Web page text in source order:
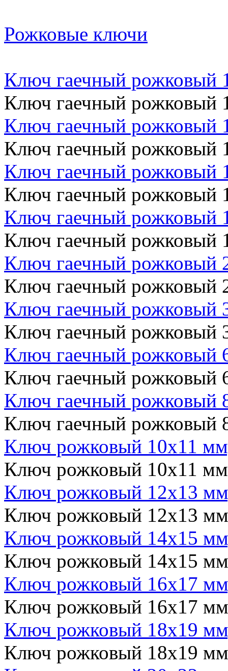
Рожковые ключи
Ключ гаечный рожковый
Ключ гаечный рожковый
Ключ гаечный рожковый
Ключ гаечный рожковый
Ключ гаечный рожковый
Ключ гаечный рожковый
Ключ гаечный рожковый
Ключ гаечный рожковый
Ключ гаечный рожковый
Ключ гаечный рожковый
Ключ гаечный рожковый
Ключ гаечный рожковый
Ключ гаечный рожковый
Ключ гаечный рожковый
Ключ гаечный рожковый
Ключ гаечный рожковый
Ключ рожковый 10x11
Ключ рожковый 10x11
Ключ рожковый 12x13
Ключ рожковый 12x13
Ключ рожковый 14x15
Ключ рожковый 14x15
Ключ рожковый 16x17
Ключ рожковый 16x17
Ключ рожковый 18x19
Ключ рожковый 18x19